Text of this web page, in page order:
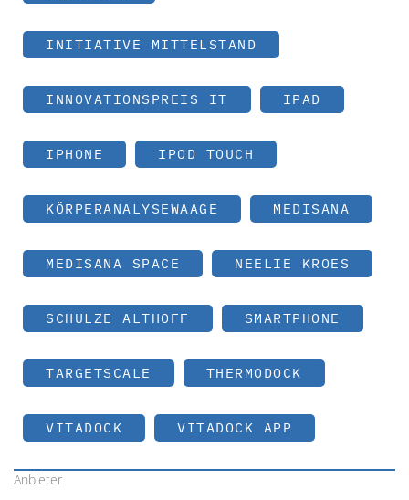
INITIATIVE MITTELSTAND
INNOVATIONSPREIS IT IPAD
IPHONE IPOD TOUCH
KÖRPERANALYSEWAAGE MEDISANA
MEDISANA SPACE NEELIE KROES
SCHULZE ALTHOFF SMARTPHONE
TARGETSCALE THERMODOCK
VITADOCK VITADOCK APP
Anbieter